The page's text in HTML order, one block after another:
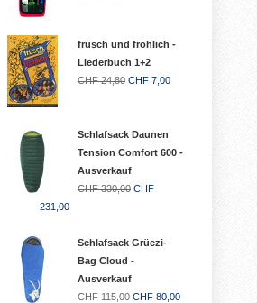
früsch und fröhlich -
Liederbuch 1+2
CHF 24,80 CHF 7,00
Schlafsack Daunen
Tension Comfort 600 -
Ausverkauf
CHF 330,00 CHF
231,00
Schlafsack Grüezi-
Bag Cloud -
Ausverkauf
CHF 115,00 CHF 80,00